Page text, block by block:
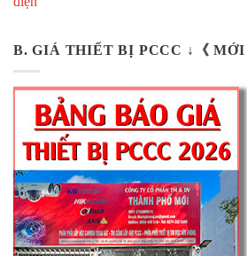
B. GIÁ THIẾT BỊ PCCC ↓《 MỚI